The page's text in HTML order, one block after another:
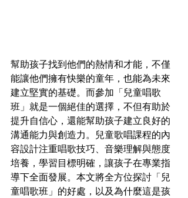
幫助孩子找到他們的熱情和才能，不僅
能讓他們擁有快樂的童年，也能為未來
建立堅實的基礎。而參加「兒童唱歌
班」就是一個絕佳的選擇，不但有助於
提升自信心，還能幫助孩子建立良好的
溝通能力與創造力。兒童歌唱課程的內
容設計注重唱歌技巧、音樂理解與態度
培養，學習目標明確，讓孩子在專業指
導下全面發展。本文將全方位探討「兒
童唱歌班」的好處，以及為什麼這是孩